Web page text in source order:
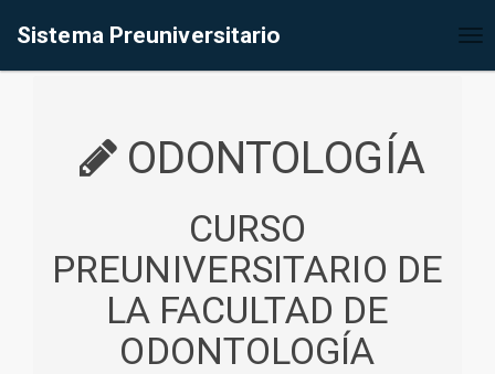
Sistema Preuniversitario
ODONTOLOGÍA
CURSO
PREUNIVERSITARIO DE
LA FACULTAD DE
ODONTOLOGÍA